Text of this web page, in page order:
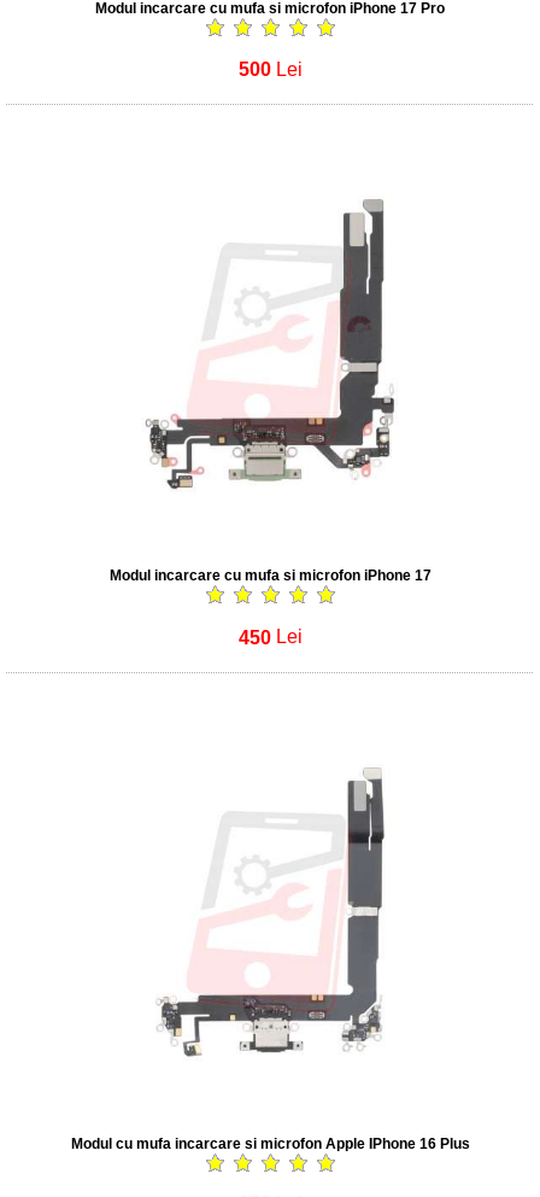
Modul incarcare cu mufa si microfon iPhone 17 Pro
500 Lei
Modul incarcare cu mufa si microfon iPhone 17
450 Lei
Modul cu mufa incarcare si microfon Apple IPhone 16 Plus